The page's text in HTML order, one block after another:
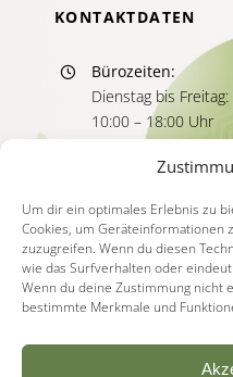
Um dir ein optimales Erlebnis zu
Cookies, um Geräteinformationen
zuzugreifen. Wenn du diesen
wie das Surfverhalten oder
Wenn du deine Zustimmung nicht
bestimmte Merkmale und
KONTAKTDATEN
Bürozeiten:
Dienstag bis Freitag:
10:00 – 18:00 Uhr
Sprechzeiten:
11:00 – 13:00 Uhr
15:00 – 17:00 Uhr